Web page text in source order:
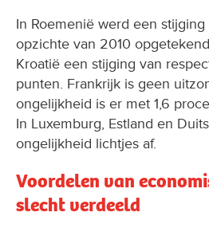
In Roemenië werd een stijging
opzichte van 2010
Kroatië een stijging van
punten. Frankrijk is geen
ongelijkheid is er met 1,6
In Luxemburg, Estland en
ongelijkheid lichtjes af.
Voordelen van
slecht verdeeld